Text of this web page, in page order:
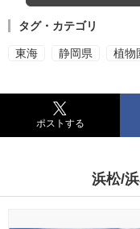
タグ・カテゴリ
東海 静岡県 植物
ポストする
浜松/